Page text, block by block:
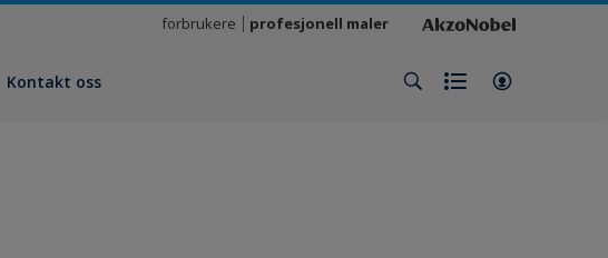
forbrukere profesjonell maler
Kontakt oss